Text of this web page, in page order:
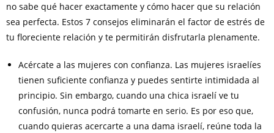
no sabe qué hacer exactamente y cómo hacer que su relación
sea perfecta. Estos 7 consejos eliminarán el factor de estrés de
tu floreciente relación y te permitirán disfrutarla plenamente.
Acércate a las mujeres con confianza. Las mujeres israelíes
tienen suficiente confianza y puedes sentirte intimidada al
principio. Sin embargo, cuando una chica israelí ve tu
confusión, nunca podrá tomarte en serio. Es por eso que,
cuando quieras acercarte a una dama israelí, reúne toda la